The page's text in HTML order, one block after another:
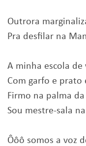
Outrora
Pra desfilar na
A minha escola
Com garfo e
Firmo na palma
Sou mestre-sala
Ôôô somos a voz